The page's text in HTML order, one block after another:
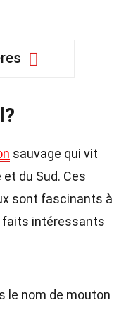
sauvage qui vit
du Sud. Ces
sont fascinants à
faits intéressants
le nom de mouton